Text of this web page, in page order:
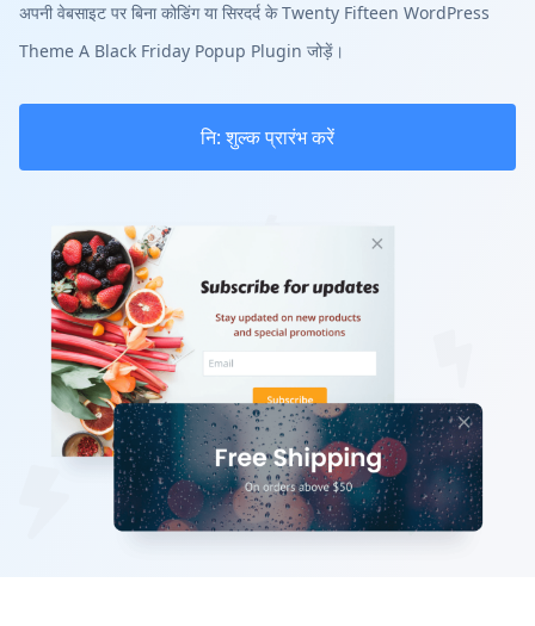
अपनी वेबसाइट पर बिना कोडिंग या सिरदर्द के Twenty Fifteen WordPress
Theme A Black Friday Popup Plugin जोड़ें।
नि: शुल्क प्रारंभ करें